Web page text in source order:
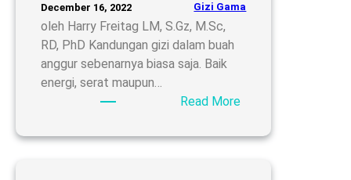
December 16, 2022 Gizi Gama
oleh Harry Freitag LM, S.Gz, M.Sc,
RD, PhD Kandungan gizi dalam buah
anggur sebenarnya biasa saja. Baik
energi, serat maupun…
Read More:
Anggur